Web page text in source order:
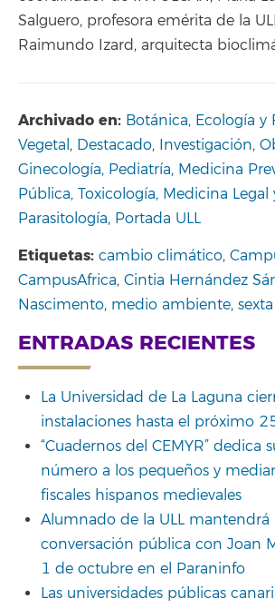
Salguero, profesora emérita de la
Raimundo Izard, arquitecta
Archivado en: Botánica, Ecología y
Vegetal , Destacado, Investigación,
Ginecología, Pediatría, Medicina
Pública, Toxicología, Medicina Legal
Parasitología, Portada ULL
Etiquetas: cambio climático,
CampusAfrica, Cintia Hernández
Nascimento, medio ambiente,
ENTRADAS RECIENTES
La Universidad de La Laguna
instalaciones hasta el próximo
“Cuadernos del CEMYR” dedica
número a los pequeños y
fiscales hispanos medievales
Alumnado de la ULL mantendrá
conversación pública con Joan
1 de octubre en el Paraninfo
Las universidades públicas